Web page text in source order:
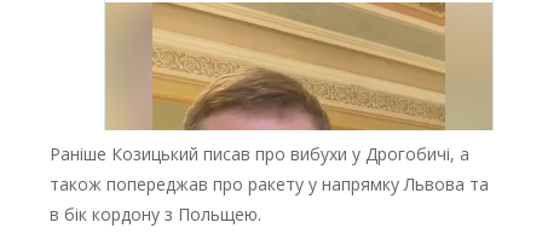
Раніше Козицький писав про вибухи у Дрогобичі, а
також попереджав про ракету у напрямку Львова та
в бік кордону з Польщею.